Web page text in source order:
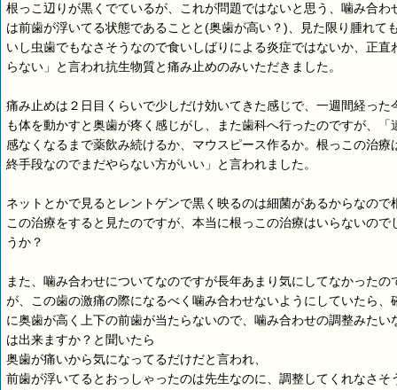
根っこ辺りが黒くでているが、これが問題ではないと思う、噛み合わ
は前歯が浮いてる状態であることと(奥歯が高い？)、見た限り腫れて
いし虫歯でもなさそうなので食いしばりによる炎症ではないか、正直
らない」と言われ抗生物質と痛み止めのみいただきました。
痛み止めは２日目くらいで少しだけ効いてきた感じで、一週間経った
も体を動かすと奥歯が疼く感じがし、また歯科へ行ったのですが、「
感なくなるまで薬飲み続けるか、マウスピース作るか。根っこの治療
終手段なのでまだやらない方がいい」と言われました。
ネットとかで見るとレントゲンで黒く映るのは細菌があるからなので
この治療をすると見たのですが、本当に根っこの治療はいらないので
うか？
また、噛み合わせについてなのですが長年あまり気にしてなかったの
が、この歯の激痛の際になるべく噛み合わせないようにしていたら、
に奥歯が高く上下の前歯が当たらないので、噛み合わせの調整みたい
は出来ますか？と聞いたら
奥歯が痛いから気になってるだけだと言われ、
前歯が浮いてるとおっしゃったのは先生なのに、調整してくれなさそ